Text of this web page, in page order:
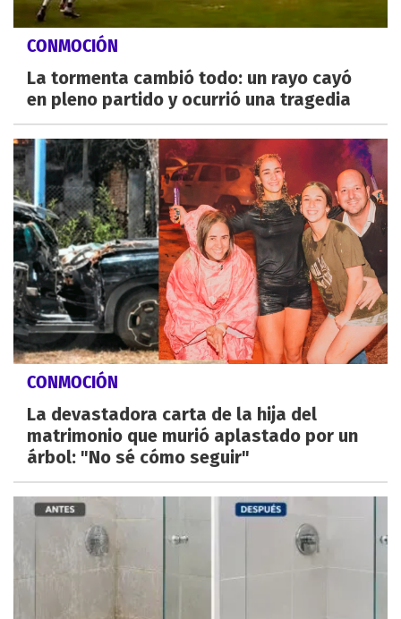
CONMOCIÓN
La tormenta cambió todo: un rayo cayó
en pleno partido y ocurrió una tragedia
CONMOCIÓN
La devastadora carta de la hija del
matrimonio que murió aplastado por un
árbol: "No sé cómo seguir"